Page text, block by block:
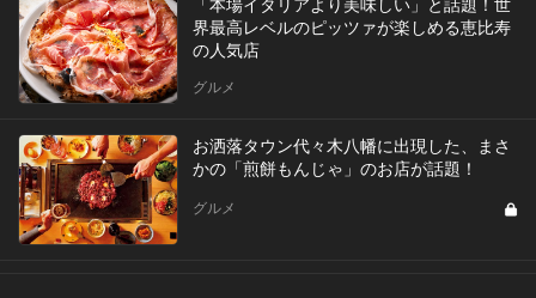
界最高レベルのピッツァが楽しめる恵比寿
の人気店
グルメ
お洒落タウン代々木八幡に出現した、まさ
かの「煎餅もんじゃ」のお店が話題！
グルメ